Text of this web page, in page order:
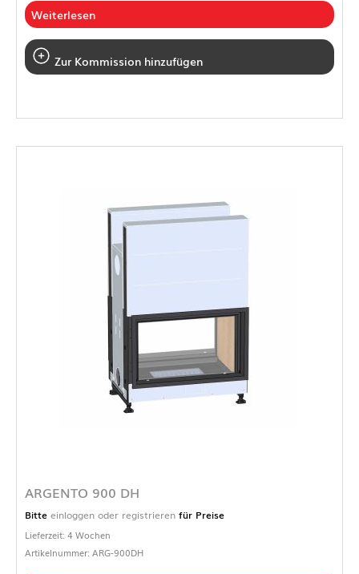
Weiterlesen
Zur Kommission hinzufügen
ARGENTO 900 DH
Bitte einloggen oder registrieren für Preise
Lieferzeit: 4 Wochen
Artikelnummer: ARG-900DH